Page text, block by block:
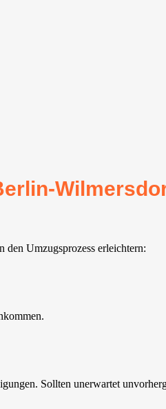
Umzugsprozess erleichtern:
Sollten unerwartet